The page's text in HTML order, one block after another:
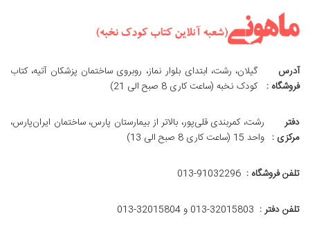
آدرس
فروشگاه :
گیلان، رشت، ابتدای بلوار نماز، روبروی ساختمان پزشکان آتیه، کتاب
کودک نخبه (ساعت کاری 8 صبح الی 21)
دفتر
مرکزی :
رشت، کمربندی قلی‌پور، بالاتر از بیمارستان پارس، ساختمان ایران‌پارس،
واحد 15 (ساعت کاری 8 صبح الی 13)
تلفن فروشگاه : 013-91032296
تلفن دفتر : 013-32015803 و 32015804-013